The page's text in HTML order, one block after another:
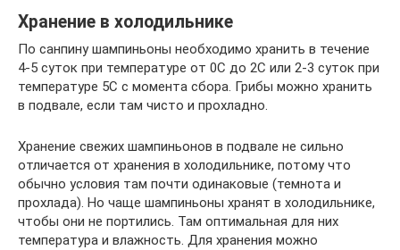
Хранение в холодильнике
По санпину шампиньоны необходимо хранить в течение
4-5 суток при температуре от 0С до 2С или 2-3 суток при
температуре 5С с момента сбора. Грибы можно хранить
в подвале, если там чисто и прохладно.
Хранение свежих шампиньонов в подвале не сильно
отличается от хранения в холодильнике, потому что
обычно условия там почти одинаковые (темнота и
прохлада). Но чаще шампиньоны хранят в холодильнике,
чтобы они не портились. Там оптимальная для них
температура и влажность. Для хранения можно